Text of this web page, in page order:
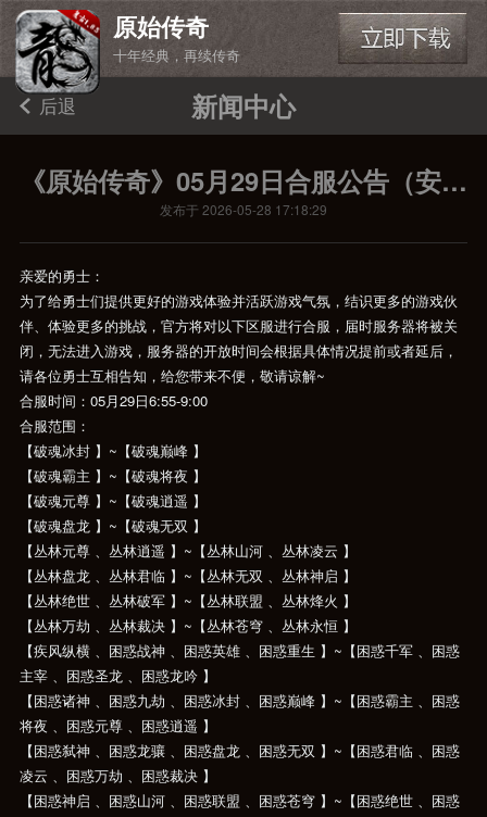
原始传奇
十年经典，再续传奇
后退 新闻中心
《原始传奇》05月29日合服公告（安卓端）
发布于 2026-05-28 17:18:29
亲爱的勇士：
为了给勇士们提供更好的游戏体验并活跃游戏气氛，结识更多的游戏伙
伴、体验更多的挑战，官方将对以下区服进行合服，届时服务器将被关
闭，无法进入游戏，服务器的开放时间会根据具体情况提前或者延后，
请各位勇士互相告知，给您带来不便，敬请谅解~
合服时间：05月29日6:55-9:00
合服范围：
【破魂冰封 】~【破魂巅峰 】
【破魂霸主 】~【破魂将夜 】
【破魂元尊 】~【破魂逍遥 】
【破魂盘龙 】~【破魂无双 】
【丛林元尊 、丛林逍遥 】~【丛林山河 、丛林凌云 】
【丛林盘龙 、丛林君临 】~【丛林无双 、丛林神启 】
【丛林绝世 、丛林破军 】~【丛林联盟 、丛林烽火 】
【丛林万劫 、丛林裁决 】~【丛林苍穹 、丛林永恒 】
【疾风纵横 、困惑战神 、困惑英雄 、困惑重生 】~【困惑千军 、困惑
主宰 、困惑圣龙 、困惑龙吟 】
【困惑诸神 、困惑九劫 、困惑冰封 、困惑巅峰 】~【困惑霸主 、困惑
将夜 、困惑元尊 、困惑逍遥 】
【困惑弑神 、困惑龙骧 、困惑盘龙 、困惑无双 】~【困惑君临 、困惑
凌云 、困惑万劫 、困惑裁决 】
【困惑神启 、困惑山河 、困惑联盟 、困惑苍穹 】~【困惑绝世 、困惑